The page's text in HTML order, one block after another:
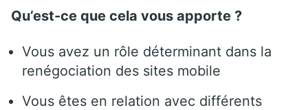
Qu’est-ce que cela vous apporte ?
Vous avez un rôle déterminant dans la
renégociation des sites mobile
Vous êtes en relation avec différents